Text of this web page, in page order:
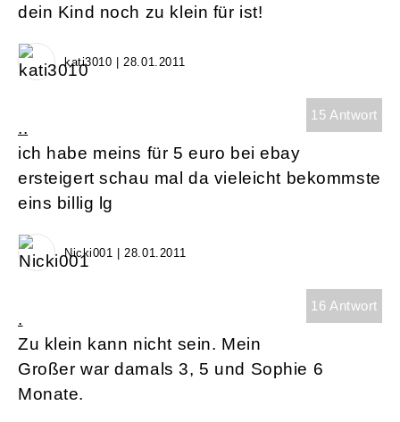
dein Kind noch zu klein für ist!
kati3010 | 28.01.2011
15 Antwort
..
ich habe meins für 5 euro bei ebay
ersteigert schau mal da vieleicht bekommste
eins billig lg
Nicki001 | 28.01.2011
16 Antwort
.
Zu klein kann nicht sein. Mein
Großer war damals 3, 5 und Sophie 6
Monate.